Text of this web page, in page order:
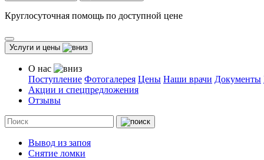
Круглосуточная помощь по доступной цене
Услуги и цены
О нас
Поступление Фотогалерея Цены Наши врачи Документы
Акции и спецпредложения
Отзывы
Вывод из запоя
Снятие ломки